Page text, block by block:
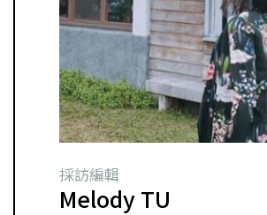
採訪編輯
Melody TU